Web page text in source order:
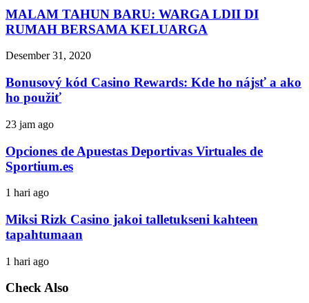
MALAM TAHUN BARU: WARGA LDII DI
RUMAH BERSAMA KELUARGA
Desember 31, 2020
Bonusový kód Casino Rewards: Kde ho nájsť a ako
ho použiť
23 jam ago
Opciones de Apuestas Deportivas Virtuales de
Sportium.es
1 hari ago
Miksi Rizk Casino jakoi talletukseni kahteen
tapahtumaan
1 hari ago
Check Also